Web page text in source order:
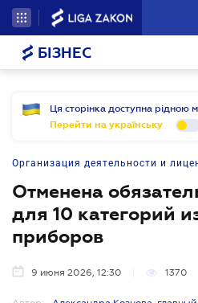
БІЗНЕС
Ця сторінка доступна рідною
Перейти на українську
Организация деятельности и
Отменена
для 10 категорий
приборов
9 июня 2026, 12:30 1370